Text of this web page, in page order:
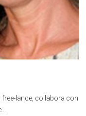
lance, collabora con